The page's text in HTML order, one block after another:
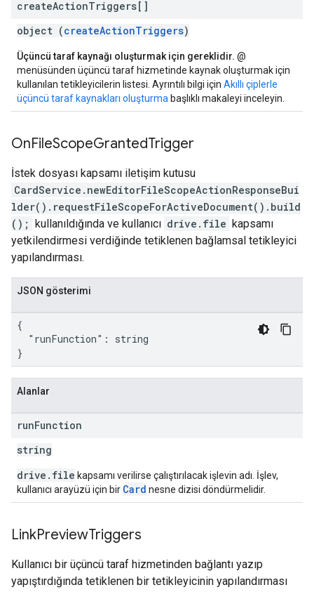
createActionTriggers[]
object (createActionTriggers)
Üçüncü taraf kaynağı oluşturmak için gereklidir. @
menüsünden üçüncü taraf hizmetinde kaynak oluşturmak için
kullanılan tetikleyicilerin listesi. Ayrıntılı bilgi için Akıllı çiplerle
üçüncü taraf kaynakları oluşturma başlıklı makaleyi inceleyin.
OnFileScopeGrantedTrigger
İstek dosyası kapsamı iletişim kutusu
CardService.newEditorFileScopeActionResponseBui
lder().requestFileScopeForActiveDocument().build
(); kullanıldığında ve kullanıcı drive.file kapsamı
yetkilendirmesi verdiğinde tetiklenen bağlamsal tetikleyici
yapılandırması.
JSON gösterimi
{
  "runFunction": string
}
Alanlar
runFunction
string
drive . file kapsamı verilirse çalıştırılacak işlevin adı. İşlev,
kullanıcı arayüzü için bir Card nesne dizisi döndürmelidir.
LinkPreviewTriggers
Kullanıcı bir üçüncü taraf hizmetinden bağlantı yazıp
yapıştırdığında tetiklenen bir tetikleyicinin yapılandırması